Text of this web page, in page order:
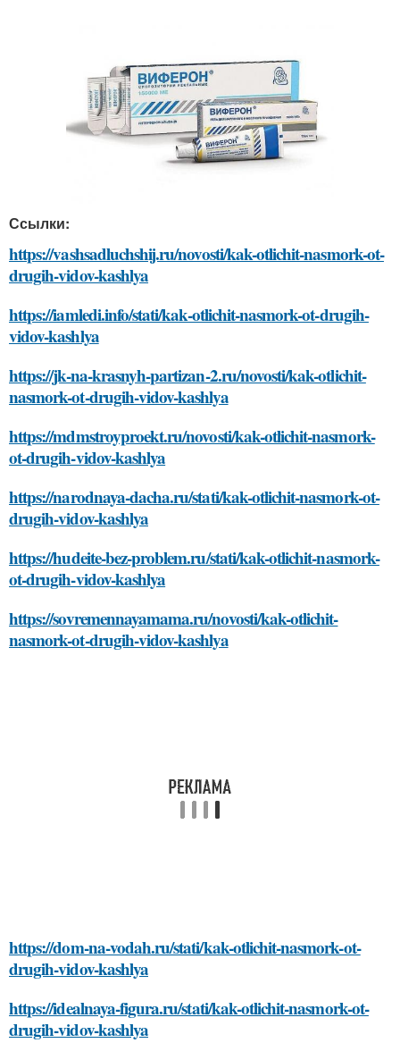
Ссылки:
https://vashsadluchshij.ru/novosti/kak-otlichit-nasmork-ot-
drugih-vidov-kashlya
https://iamledi.info/stati/kak-otlichit-nasmork-ot-drugih-
vidov-kashlya
https://jk-na-krasnyh-partizan-2.ru/novosti/kak-otlichit-
nasmork-ot-drugih-vidov-kashlya
https://mdmstroyproekt.ru/novosti/kak-otlichit-nasmork-
ot-drugih-vidov-kashlya
https://narodnaya-dacha.ru/stati/kak-otlichit-nasmork-ot-
drugih-vidov-kashlya
https://hudeite-bez-problem.ru/stati/kak-otlichit-nasmork-
ot-drugih-vidov-kashlya
https://sovremennayamama.ru/novosti/kak-otlichit-
nasmork-ot-drugih-vidov-kashlya
https://dom-na-vodah.ru/stati/kak-otlichit-nasmork-ot-
drugih-vidov-kashlya
https://idealnaya-figura.ru/stati/kak-otlichit-nasmork-ot-
drugih-vidov-kashlya